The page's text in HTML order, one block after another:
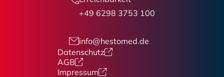
+49 6298 3753 100
info@hestomed.de
Datenschutz
AGB
Impressum